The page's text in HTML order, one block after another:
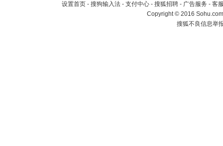
设置首页 - 搜狗输入法 - 支付中心 - 搜狐招聘 - 广告服务 - 客
Copyright©2016
搜狐不良信息举